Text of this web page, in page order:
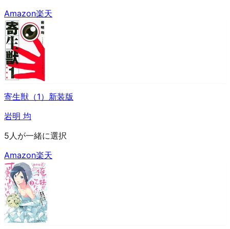
Amazon楽天
寄生獣（1）新装版
岩明 均
5人が一緒に選択
Amazon楽天